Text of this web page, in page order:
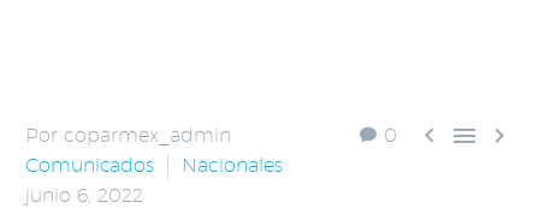
0   
Por coparmex_admin
Comunicados
Nacionales
junio 6, 2022